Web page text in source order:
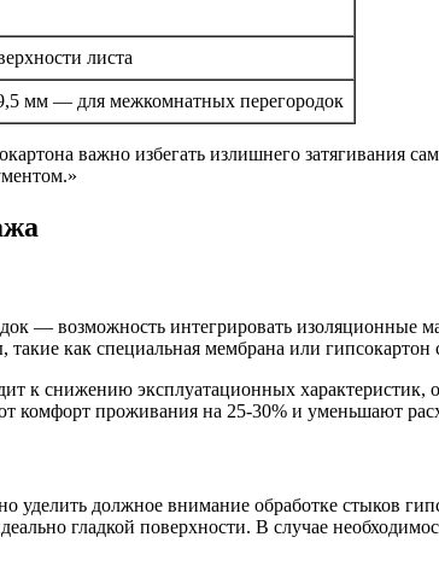
листа
мм — для межкомнатных перегородок
важно избегать излишнего затягивания
— возможность интегрировать
как специальная мембрана или
к снижению эксплуатационных характеристик,
комфорт проживания на 25-30% и уменьшают
должное внимание обработке стыков
гладкой поверхности. В случае